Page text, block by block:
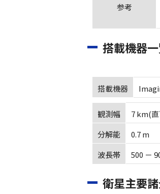
参考
搭載機器
搭載機器
観測幅
7 km(
分解能
0.7 m
波長帯
500 －
衛星主要